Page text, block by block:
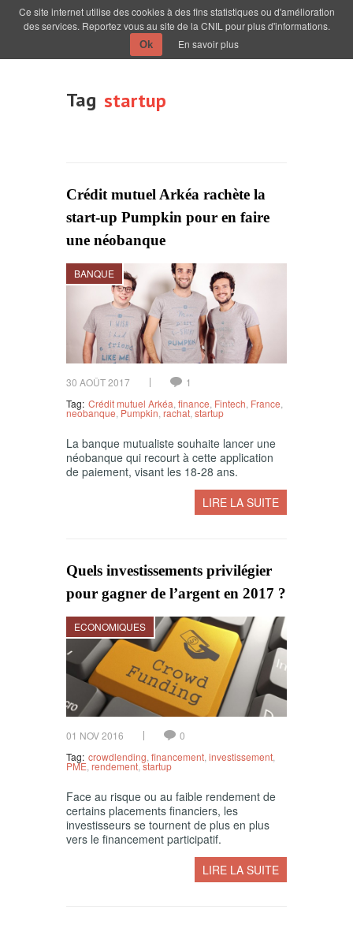
Tag startup
Crédit mutuel Arkéa rachète la
start-up Pumpkin pour en faire
une néobanque
BANQUE
30 AOÛT 2017
1
Tag: Crédit mutuel Arkéa finance Fintech France
neobanque Pumpkin rachat startup
La banque mutualiste souhaite lancer une
néobanque qui recourt à cette application
de paiement, visant les 18-28 ans.
LIRE LA SUITE
Quels investissements privilégier
pour gagner de l’argent en 2017 ?
ECONOMIQUES
01 NOV 2016
0
Tag: crowdlending financement investissement
PME rendement ,startup
Face au risque ou au faible rendement de
certains placements financiers, les
investisseurs se tournent de plus en plus
vers le financement participatif.
LIRE LA SUITE
Ce site internet utilise des cookies à des fins statistiques ou d'amélioration
des services. Reportez vous au site de la CNIL pour plus d'informations.
Ok En savoir plus